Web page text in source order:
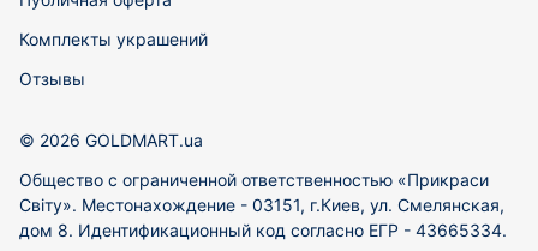
Комплекты украшений
Отзывы
© 2026 GOLDMART.ua
Общество с ограниченной ответственностью «Прикраси
Світу». Местонахождение - 03151, г.Киев, ул. Смелянская,
дом 8. Идентификационный код согласно ЕГР - 43665334.